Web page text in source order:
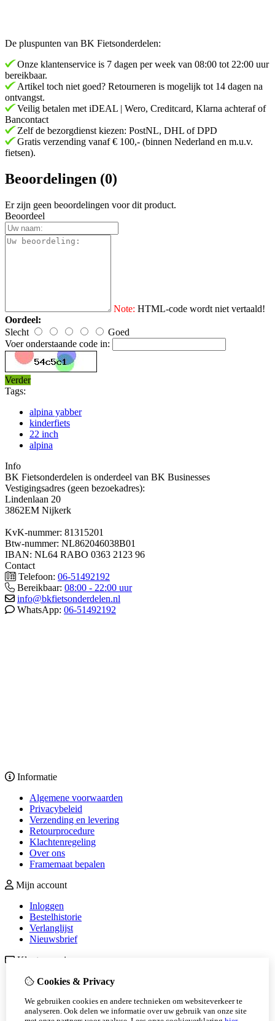
De pluspunten van BK Fietsonderdelen:
Onze klantenservice is 7 dagen per week van 08:00 tot 22:00 uur
bereikbaar.
Artikel toch niet goed? Retourneren is mogelijk tot 14 dagen na
ontvangst.
Veilig betalen met iDEAL | Wero, Creditcard, Klarna achteraf of
Bancontact
Zelf de bezorgdienst kiezen: PostNL, DHL of DPD
Gratis verzending vanaf € 100,- (binnen Nederland en m.u.v.
fietsen).
Beoordelingen (0)
Er zijn geen beoordelingen voor dit product.
Beoordeel
Note: HTML-code wordt niet vertaald!
Oordeel:
Slecht
Goed
Voer onderstaande code in:
Verder
Tags:
alpina yabber
kinderfiets
22 inch
alpina
Info
BK Fietsonderdelen is onderdeel van BK Businesses
Vestigingsadres (geen bezoekadres):
Lindenlaan 20
3862EM Nijkerk
KvK-nummer: 81315201
Btw-nummer: NL862046038B01
IBAN: NL64 RABO 0363 2123 96
Contact
Telefoon: 06-51492192
Bereikbaar: 08:00 - 22:00 uur
info@bkfietsonderdelen.nl
WhatsApp: 06-51492192
Informatie
Algemene voorwaarden
Privacybeleid
Verzending en levering
Retourprocedure
Klachtenregeling
Over ons
Framemaat bepalen
Mijn account
Inloggen
Bestelhistorie
Verlanglijst
Nieuwsbrief
Klantenservice
Contact
Sitemap
Veelgestelde vragen
Cookies & Privacy
We gebruiken cookies en andere technieken om websiteverkeer te
analyseren. Ook delen we informatie over uw gebruik van onze site